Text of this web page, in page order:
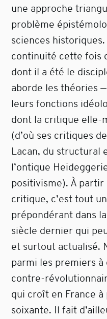
une approche
problème
sciences
continuité cette fois
dont il a été le
aborde les théories
leurs fonctions
dont la critique elle-
(d’où ses critiques
Lacan, du structural
l’ontique
positivisme). À
critique, c’est tout
prépondérant dans
siècle dernier qui
et surtout actualisé.
parmi les premiers
contre-
qui croît en France
soixante. Il fait